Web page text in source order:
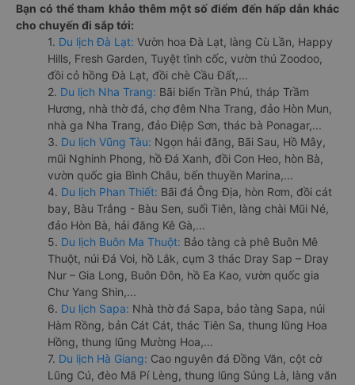
Bạn có thể tham khảo thêm một số điểm đến hấp dẫn khác
cho chuyến đi sắp tới:
1. Du lịch Đà Lạt: Vườn hoa Đà Lạt, làng Cù Lần, Happy
Hills, Fresh Garden, Tuyệt tình cốc, vườn thú Zoodoo,
đồi cỏ hồng Đà Lạt, đồi chè Cầu Đất,...
2. Du lịch Nha Trang: Bãi biển Trần Phú, tháp Trầm
Hương, nhà thờ đá, chợ đêm Nha Trang, đảo Hòn Mun,
nhà ga Nha Trang, đảo Điệp Sơn, thác bà Ponagar,...
3. Du lịch Vũng Tàu: Ngọn hải đăng, Bãi Sau, Hồ Mây,
mũi Nghinh Phong, hồ Đá Xanh, đồi Con Heo, hòn Bà,
vườn quốc gia Bình Châu, bến thuyền Marina,...
4. Du lịch Phan Thiết: Bãi đá Ông Địa, hòn Rơm, đồi cát
bay, Bàu Trắng - Bàu Sen, suối Tiên, làng chài Mũi Né,
đảo Hòn Bà, hải đăng Kê Gà,...
5. Du lịch Buôn Ma Thuột: Bảo tàng cà phê Buôn Mê
Thuột, núi Đá Voi, hồ Lắk, cụm 3 thác Dray Sap – Dray
Nur – Gia Long, Buôn Đôn, hồ Ea Kao, vườn quốc gia
Chư Yang Shin,...
6. Du lịch Sapa: Nhà thờ đá Sapa, bảo tàng Sapa, núi
Hàm Rồng, bản Cát Cát, thác Tiên Sa, thung lũng Hoa
Hồng, thung lũng Mường Hoa,...
7. Du lịch Hà Giang: Cao nguyên đá Đồng Văn, cột cờ
Lũng Cú, đèo Mã Pí Lèng, thung lũng Sủng Là, làng văn